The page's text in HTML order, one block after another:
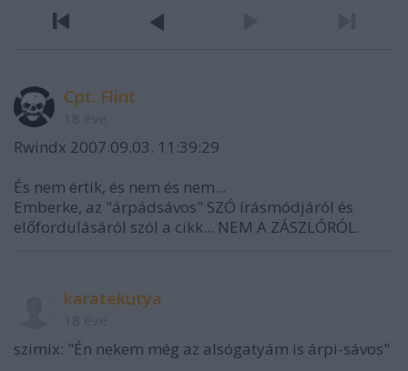
Cpt. Flint
Rwindx 2007.09.03. 11:39:29
És nem értik, és nem és nem...
Emberke, az "árpádsávos" SZÓ írásmódjáról és
előfordulásáról szól a cikk... NEM A ZÁSZLÓRÓL.
karatekutya
szimix: "Én nekem még az alsógatyám is árpi-sávos"